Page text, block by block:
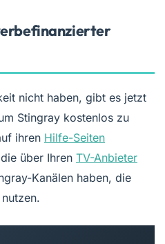
nicht haben, gibt es jetzt
Stingray kostenlos zu
ihren Hilfe-Seiten
über Ihren TV-Anbieter
Kanälen haben, die